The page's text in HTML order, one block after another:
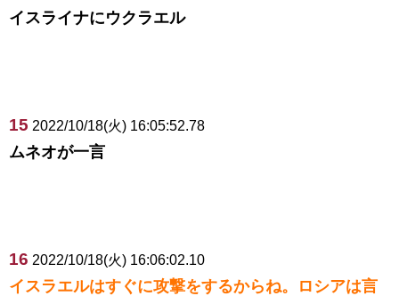
イスライナにウクラエル
15 2022/10/18(火) 16:05:52.78
ムネオが一言
16 2022/10/18(火) 16:06:02.10
イスラエルはすぐに攻撃をするからね。ロシアは言